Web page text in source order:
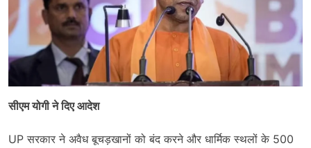
सीएम योगी ने दिए आदेश
UP सरकार ने अवैध बूचड़खानों को बंद करने और धार्मिक स्थलों के 500